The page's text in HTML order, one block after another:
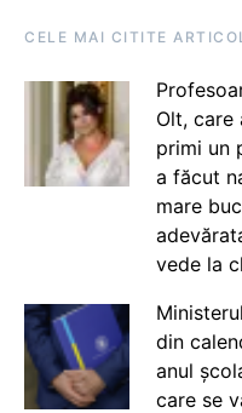
CELE MAI CITITE
Olt, care
primi un
a făcut
mare
vede la
din
anul
care se